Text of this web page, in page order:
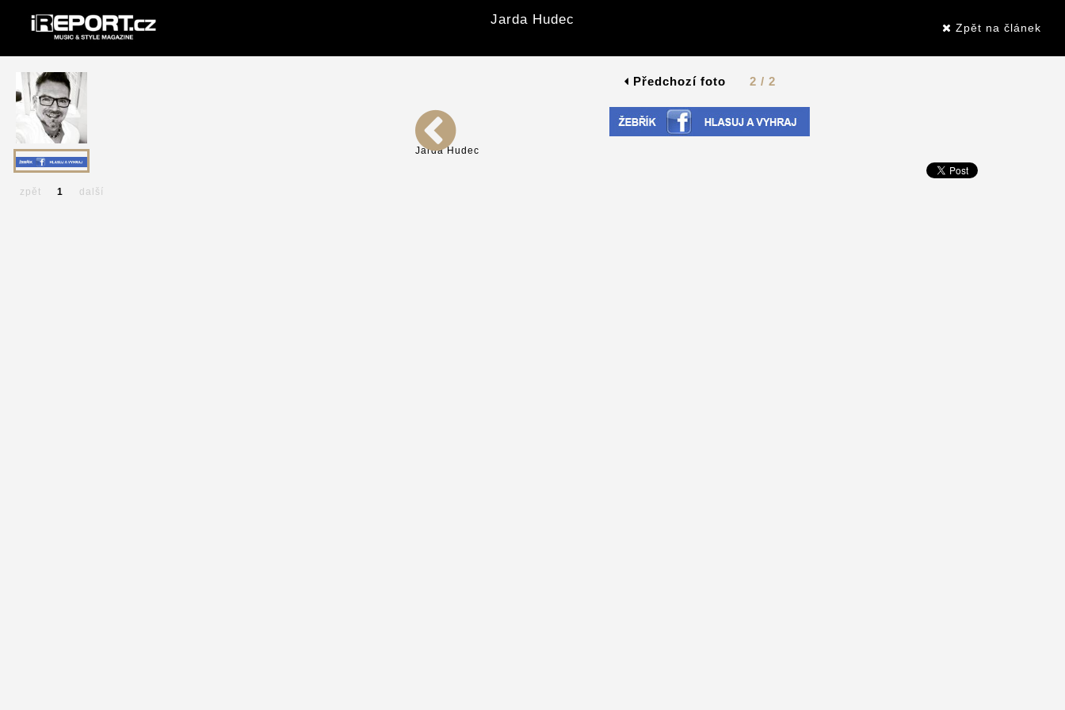
Jarda Hudec
Zpět na článek
Předchozí foto 2 / 2
Jarda Hudec
zpět 1 další